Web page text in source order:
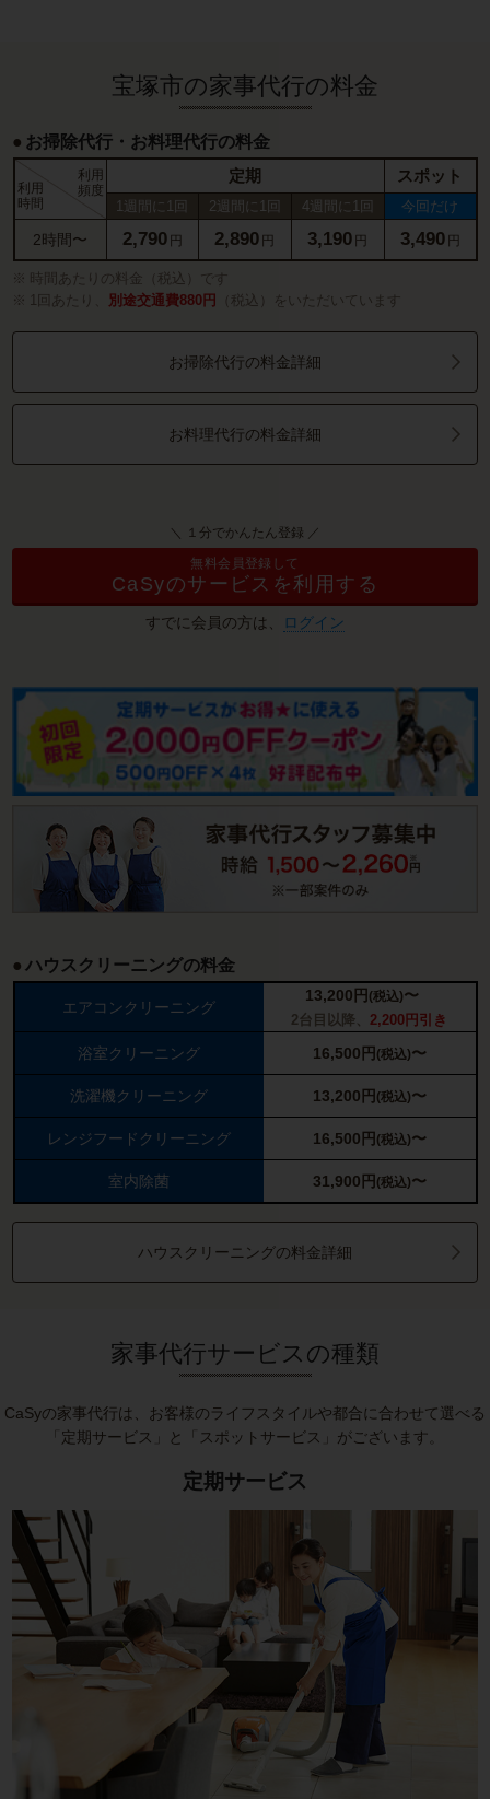
宝塚市の家事代行の料金
お掃除代行・お料理代行の料金
利用
時間
利用
頻度
定期 スポット
1週間に1回 2週間に1回 4週間に1回 今回だけ
2時間〜 2,790 円 2,890 円 3,190 円 3,490 円
時間あたりの料金（税込）です
1回あたり、
別途交通費880円 （税込）をいただいています
お掃除代行の料金詳細
お料理代行の料金詳細
＼ １分でかんたん登録 ／
無料会員登録して
CaSyのサービスを利用する
すでに会員の方は、 ログイン
ハウスクリーニングの料金
エアコンクリーニング
13,200 円 (税込)〜
2台目以降、 2,200円引き
浴室クリーニング 16,500 円 (税込)〜
洗濯機クリーニング 13,200 円 (税込)〜
レンジフードクリーニング 16,500 円 (税込)〜
室内除菌 31,900 円 (税込)〜
ハウスクリーニングの料金詳細
家事代行サービスの種類
CaSyの家事代行は、お客様のライフスタイルや都合に合わせて選べる
「定期サービス」と「スポットサービス」がございます。
定期サービス